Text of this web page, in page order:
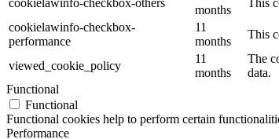
cookielawinfo-checkbox-others
months
This
cookielawinfo-checkbox-
performance
11
months
This
viewed_cookie_policy
11
months
The
data.
Functional
Functional
Functional cookies help to perform certain
Performance